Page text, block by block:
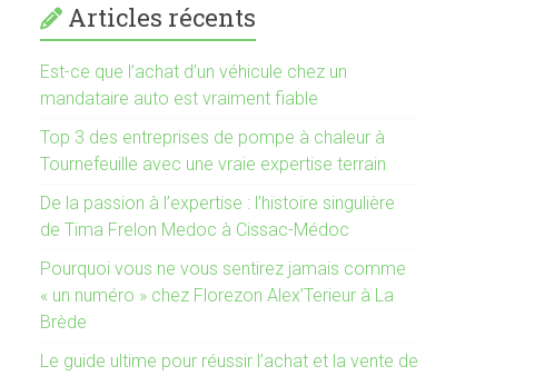
Articles récents
Est-ce que l’achat d’un véhicule chez un
mandataire auto est vraiment fiable
Top 3 des entreprises de pompe à chaleur à
Tournefeuille avec une vraie expertise terrain
De la passion à l’expertise : l’histoire singulière
de Tima Frelon Medoc à Cissac-Médoc
Pourquoi vous ne vous sentirez jamais comme
« un numéro » chez Florezon Alex’Terieur à La
Brède
Le guide ultime pour réussir l’achat et la vente de